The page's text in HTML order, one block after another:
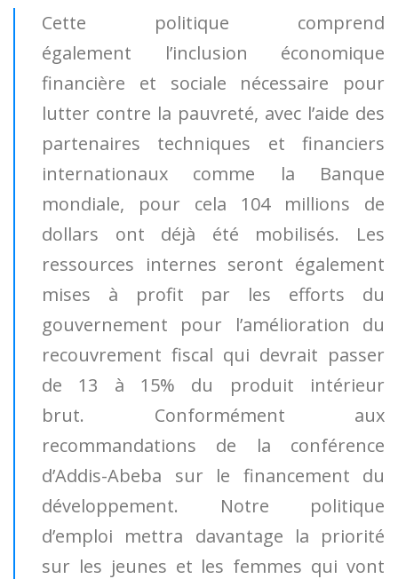
Cette politique comprend
également l’inclusion économique
financière et sociale nécessaire pour
lutter contre la pauvreté, avec l’aide des
partenaires techniques et financiers
internationaux comme la Banque
mondiale, pour cela 104 millions de
dollars ont déjà été mobilisés. Les
ressources internes seront également
mises à profit par les efforts du
gouvernement pour l’amélioration du
recouvrement fiscal qui devrait passer
de 13 à 15% du produit intérieur
brut. Conformément aux
recommandations de la conférence
d’Addis-Abeba sur le financement du
développement. Notre politique
d’emploi mettra davantage la priorité
sur les jeunes et les femmes qui vont